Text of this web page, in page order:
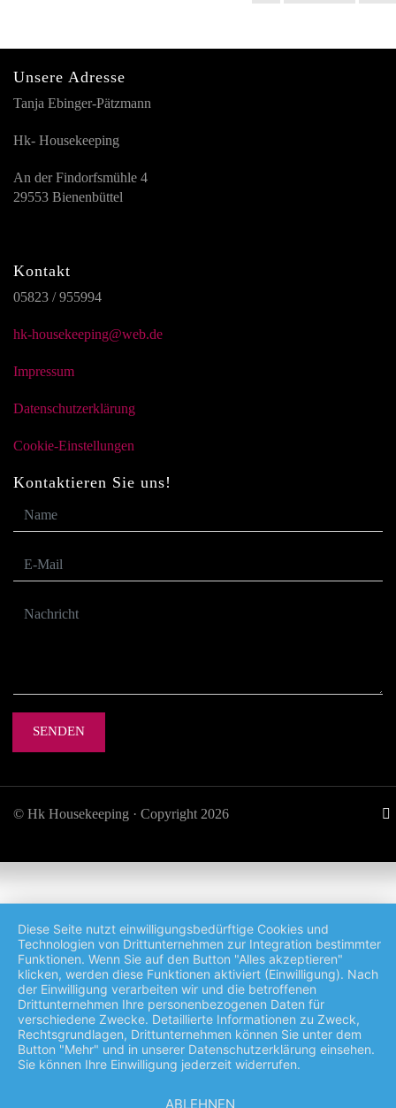
Unsere Adresse
Tanja Ebinger-Pätzmann
Hk- Housekeeping
An der Findorfsmühle 4
29553 Bienenbüttel
Kontakt
05823 / 955994
hk-housekeeping@web.de
Impressum
Datenschutzerklärung
Cookie-Einstellungen
Kontaktieren Sie uns!
SENDEN
© Hk Housekeeping · Copyright 2026
Diese Seite nutzt einwilligungsbedürftige Cookies und
Technologien von Drittunternehmen zur Integration bestimmter
Funktionen. Wenn Sie auf den Button "Alles akzeptieren"
klicken, werden diese Funktionen aktiviert (Einwilligung). Nach
der Einwilligung verarbeiten wir und die betroffenen
Drittunternehmen Ihre personenbezogenen Daten für
verschiedene Zwecke. Detaillierte Informationen zu Zweck,
Rechtsgrundlagen, Drittunternehmen können Sie unter dem
Button "Mehr" und in unserer Datenschutzerklärung einsehen.
Sie können Ihre Einwilligung jederzeit widerrufen.
ABLEHNEN